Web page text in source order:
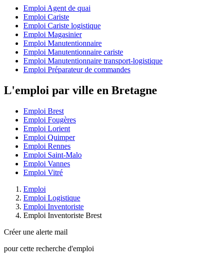
Emploi Agent de quai
Emploi Cariste
Emploi Cariste logistique
Emploi Magasinier
Emploi Manutentionnaire
Emploi Manutentionnaire cariste
Emploi Manutentionnaire transport-logistique
Emploi Préparateur de commandes
L'emploi par ville en Bretagne
Emploi Brest
Emploi Fougères
Emploi Lorient
Emploi Quimper
Emploi Rennes
Emploi Saint-Malo
Emploi Vannes
Emploi Vitré
Emploi
Emploi Logistique
Emploi Inventoriste
Emploi Inventoriste Brest
Créer une alerte mail
pour cette recherche d'emploi